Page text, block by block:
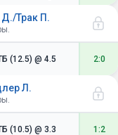
Д./Трак П.
(12.5) @ 4.5 2:0
Л.
(10.5) @ 3.3 1:2